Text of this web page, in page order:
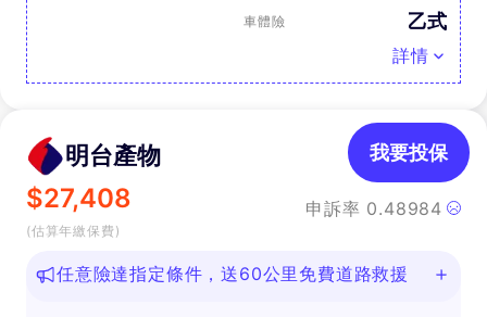
車體險 乙式
詳情
明台產物
$27,408
(估算年繳保費)
申訴率 0.48984
我要投保
任意險達指定條件，送60公里免費道路救援